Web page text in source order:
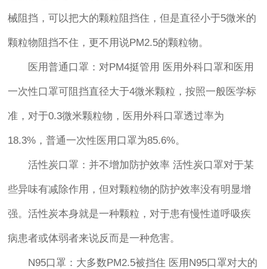
械阻挡，可以把大的颗粒阻挡住，但是直径小于5微米的
颗粒物阻挡不住，更不用说PM2.5的颗粒物。
医用普通口罩：对PM4挺管用 医用外科口罩和医用
一次性口罩可阻挡直径大于4微米颗粒，按照一般医学标
准，对于0.3微米颗粒物，医用外科口罩透过率为
18.3%，普通一次性医用口罩为85.6%。
活性炭口罩：并不增加防护效率 活性炭口罩对于某
些异味有减除作用，但对颗粒物的防护效率没有明显增
强。活性炭本身就是一种颗粒，对于患有慢性道呼吸疾
病患者或体弱者来说反而是一种危害。
N95口罩：大多数PM2.5被挡住 医用N95口罩对大的